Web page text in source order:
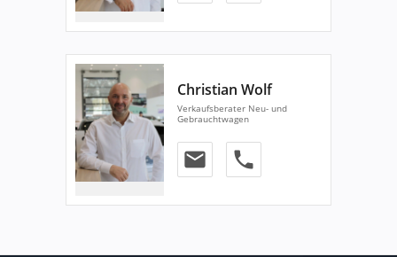
Christian Wolf
Verkaufsberater Neu- und
Gebrauchtwagen
email phone